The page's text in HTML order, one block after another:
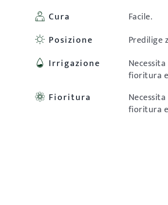
Cura
Facile.
Posizione
Predilige
Irrigazione
fioritura
Fioritura
fioritura